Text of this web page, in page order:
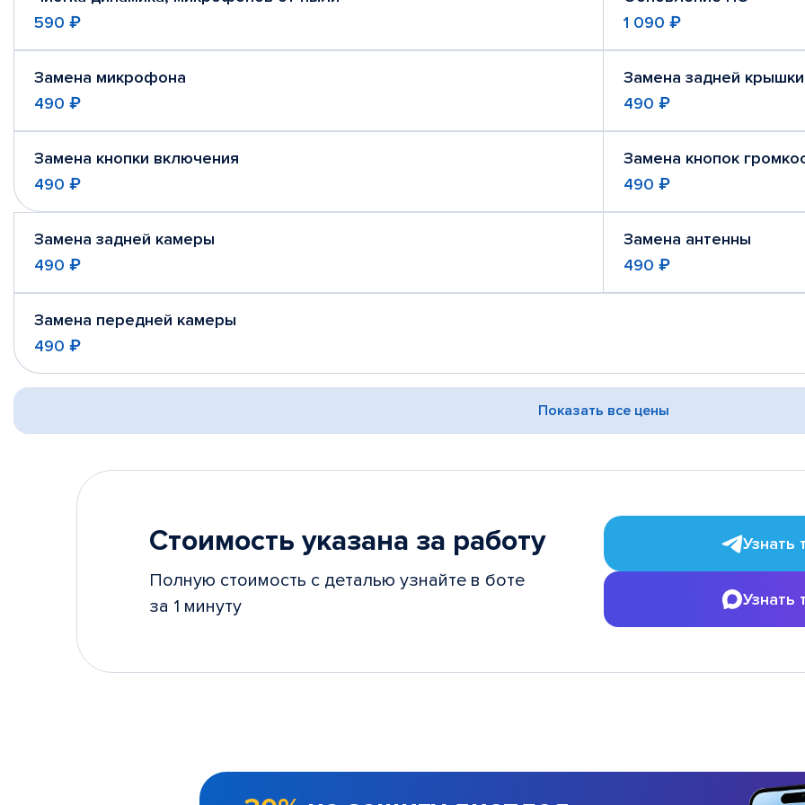
590 ₽
1 090 ₽
Замена микрофона
490 ₽
Замена задней крышки
490 ₽
Замена кнопки включения
490 ₽
Замена кнопок
490 ₽
Замена задней камеры
490 ₽
Замена антенны
490 ₽
Замена передней камеры
490 ₽
Показать все цены
Стоимость указана за работу
Полную стоимость с деталью узнайте в боте
за 1 минуту
Узнать
Узнать